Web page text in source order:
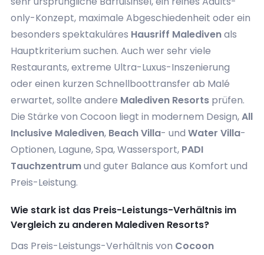
only-Konzept, maximale Abgeschiedenheit oder ein
besonders spektakuläres Hausriff Maledivenals
Hauptkriterium suchen. Auch wer sehr viele
Restaurants, extreme Ultra-Luxus-Inszenierung
oder einen kurzen Schnellboottransfer ab Malé
erwartet, sollte andere Malediven Resortsprüfen.
Die Stärke von Cocoon liegt in modernem Design,All
Inclusive Malediven, Beach Villa- und Water Villa-
Optionen, Lagune, Spa, Wassersport, PADI
Tauchzentrumund guter Balance aus Komfort und
Preis-Leistung.
Wie stark ist das Preis-Leistungs-Verhältnis im
Vergleich zu anderen Malediven Resorts?
Das Preis-Leistungs-Verhältnis von Cocoon